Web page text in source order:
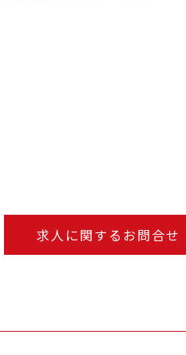
求人に関するお問合せ